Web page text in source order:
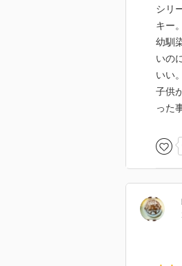
シリ
キー。
幼馴
いの
いい。
子供
った